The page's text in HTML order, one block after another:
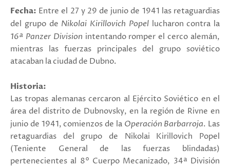
Fecha: Entre el 27 y 29 de junio de 1941 las retaguardias
del grupo de Nikolai Kirillovich Popellucharon contra la
16ª Panzer Division intentando romper el cerco alemán,
mientras las fuerzas principales del grupo soviético
atacaban la ciudad de Dubno.
Historia:
Las tropas alemanas cercaron al Ejército Soviético en el
área del distrito de Dubnovsky, en la región de Rivne en
junio de 1941, comienzos de la Operación Barbarroja. Las
retaguardias del grupo de Nikolai Kirillovich Popel
(Teniente General de las fuerzas blindadas)
pertenecientes al 8° Cuerpo Mecanizado, 34ª División